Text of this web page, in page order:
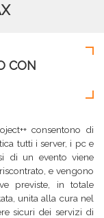
CON
consentono di
tutti i server, i pc e
di un evento viene
e vengono
previste, in totale
unita alla cura nel
sicuri dei servizi di